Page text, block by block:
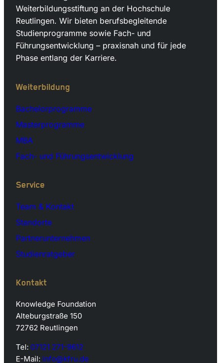
Weiterbildungsstiftung an der Hochschule
Reutlingen. Wir bieten berufsbegleitende
Studienprogramme sowie Fach- und
Führungsentwicklung – praxisnah und für jede
Phase entlang der Karriere.
Weiterbildung
Bachelorprogramme
Masterprogramme
MBA
Fach- und Führungsentwicklung
Service
Team & Kontakt
Standorte
Partnerunternehmen
Studienratgeber
Kontakt
Knowledge Foundation
Alteburgstraße 150
72762 Reutlingen
Tel: 07121 271-9612
E-Mail: info@kfru.de